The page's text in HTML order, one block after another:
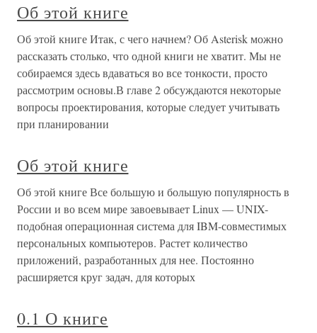
Об этой книге
Об этой книге Итак, с чего начнем? Об Asterisk можно
рассказать столько, что одной книги не хватит. Мы не
собираемся здесь вдаваться во все тонкости, просто
рассмотрим основы.В главе 2 обсуждаются некоторые
вопросы проектирования, которые следует учитывать
при планировании
Об этой книге
Об этой книге Все большую и большую популярность в
России и во всем мире завоевывает Linux — UNIX-
подобная операционная система для IBM-совместимых
персональных компьютеров. Растет количество
приложений, разработанных для нее. Постоянно
расширяется круг задач, для которых
0.1 О книге